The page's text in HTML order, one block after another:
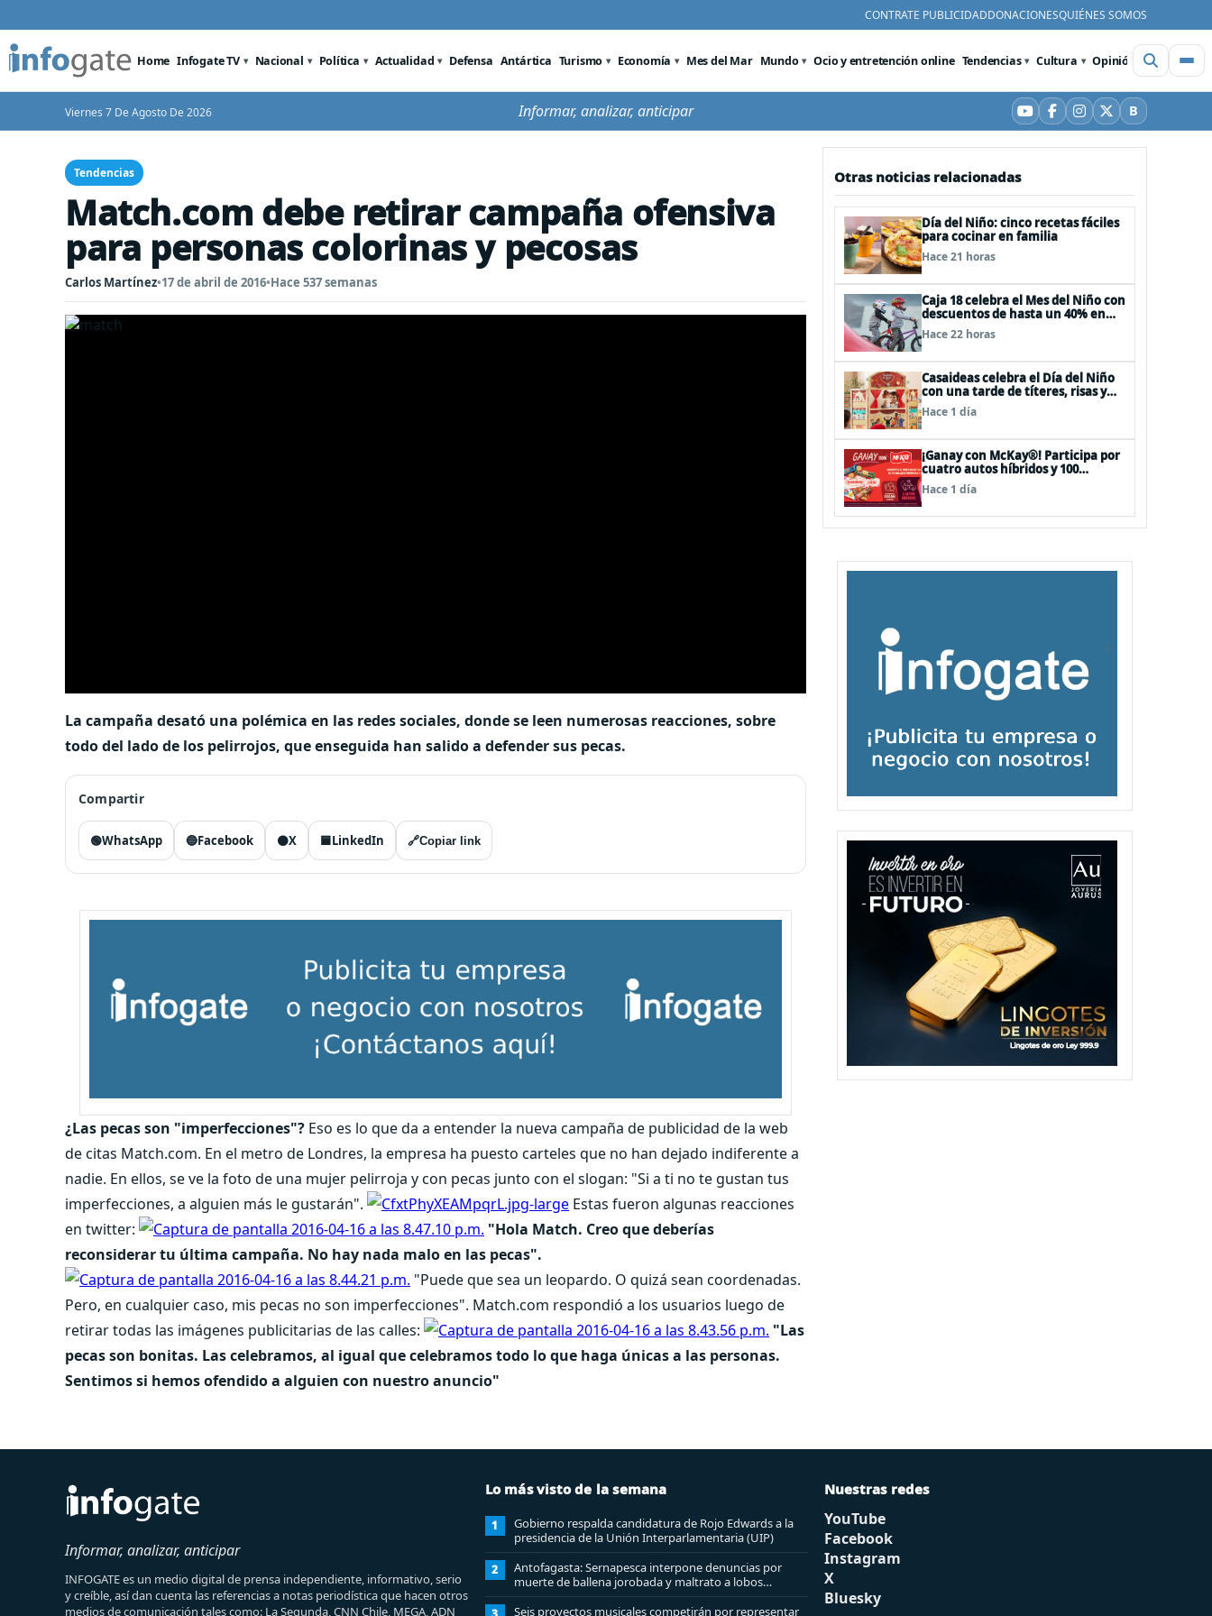
CONTRATE PUBLICIDADDONACIONESQUIÉNES SOMOS
Home Infogate TV Nacional Política Actualidad Defensa Antártica Turismo Economía Mes del Mar Mundo Ocio y entretención online Tendencias Cultura Opinión Videos
Viernes 7 De Agosto De 2026 Informar, analizar, anticipar YouTube
Facebook
Instagram
X BBluesky
Tendencias
Match.com debe retirar campaña ofensiva
para personas colorinas y pecosas
Carlos Martínez•17 de abril de 2016•Hace 537 semanas
La campaña desató una polémica en las redes sociales, donde se leen numerosas reacciones, sobre
todo del lado de los pelirrojos, que enseguida han salido a defender sus pecas.
Compartir
🟢WhatsApp 🔵Facebook ⚫X 🟦LinkedIn 🔗Copiar link
¿Las pecas son "imperfecciones"? Eso es lo que da a entender la nueva campaña de publicidad de la web
de citas Match.com. En el metro de Londres, la empresa ha puesto carteles que no han dejado indiferente a
nadie. En ellos, se ve la foto de una mujer pelirroja y con pecas junto con el slogan: "Si a ti no te gustan tus
imperfecciones, a alguien más le gustarán".
Estas fueron algunas reacciones
en twitter:
"Hola Match. Creo que deberías
reconsiderar tu última campaña. No hay nada malo en las pecas".
"Puede que sea un leopardo. O quizá sean coordenadas.
Pero, en cualquier caso, mis pecas no son imperfecciones". Match.com respondió a los usuarios luego de
retirar todas las imágenes publicitarias de las calles:
"Las
pecas son bonitas. Las celebramos, al igual que celebramos todo lo que haga únicas a las personas.
Sentimos si hemos ofendido a alguien con nuestro anuncio"
Otras noticias relacionadas
Día del Niño: cinco recetas fáciles
para cocinar en familia
Hace 21 horas
Caja 18 celebra el Mes del Niño con
descuentos de hasta un 40% en
panoramas, cine, shows y
streaming
Hace 22 horas
Casaideas celebra el Día del Niño
con una tarde de títeres, risas y
sorpresas en el Mall Plaza Vespucio
Hace 1 día
¡Ganay con McKay®! Participa por
cuatro autos híbridos y 100
premios de $500.000
Hace 1 día
Informar, analizar, anticipar
INFOGATE es un medio digital de prensa independiente, informativo, serio
y creíble, así dan cuenta las referencias a notas periodística que hacen otros
medios de comunicación tales como: La Segunda, CNN Chile, MEGA, ADN
Lo más visto de la semana
1
Gobierno respalda candidatura de Rojo Edwards a la
presidencia de la Unión Interparlamentaria (UIP)
2
Antofagasta: Sernapesca interpone denuncias por
muerte de ballena jorobada y maltrato a lobos
marinos
Seis proyectos musicales competirán por representar
Nuestras redes
YouTube
Facebook
Instagram
X
Bluesky